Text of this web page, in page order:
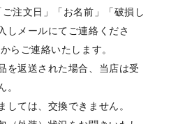
注文日」「お名前」「破損し
しメールにてご連絡くださ
らご連絡いたします。
を返送された場合、当店は受
。
しては、交換できません。